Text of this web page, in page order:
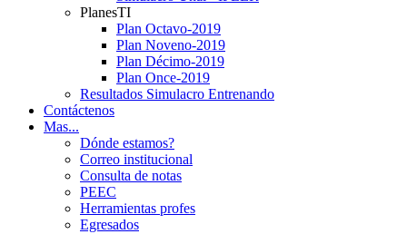
PlanesTI
Plan Octavo-2019
Plan Noveno-2019
Plan Décimo-2019
Plan Once-2019
Resultados Simulacro Entrenando
Contáctenos
Mas...
Dónde estamos?
Correo institucional
Consulta de notas
PEEC
Herramientas profes
Egresados